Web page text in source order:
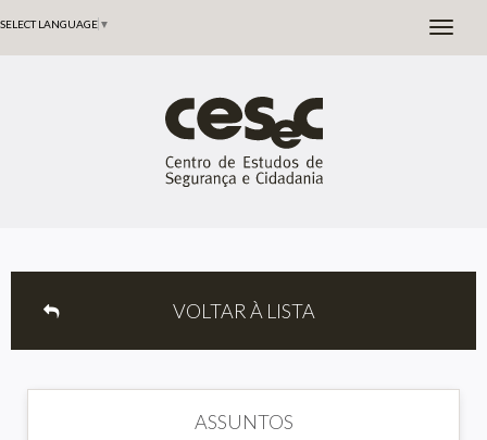
SELECT LANGUAGE ▼
VOLTAR À LISTA
ASSUNTOS